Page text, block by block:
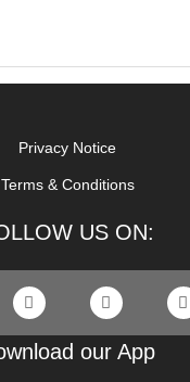
Privacy Notice
Terms & Conditions
US ON:
our App